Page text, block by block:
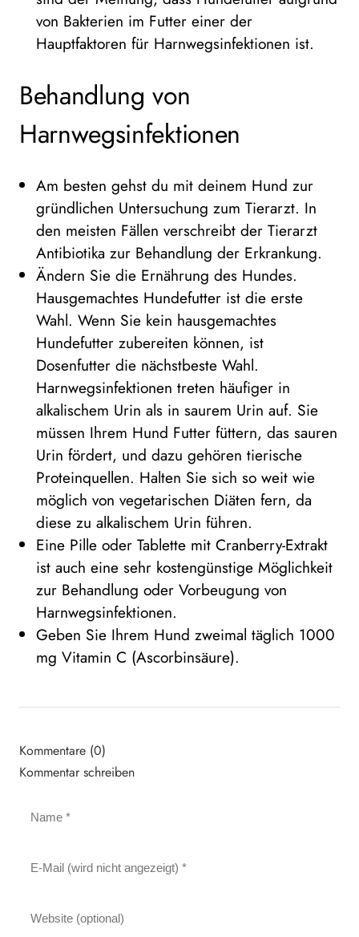
von Bakterien im Futter einer der
Hauptfaktoren für Harnwegsinfektionen ist.
Behandlung von
Harnwegsinfektionen
Am besten gehst du mit deinem Hund zur
gründlichen Untersuchung zum Tierarzt. In
den meisten Fällen verschreibt der Tierarzt
Antibiotika zur Behandlung der Erkrankung.
Ändern Sie die Ernährung des Hundes.
Hausgemachtes Hundefutter ist die erste
Wahl. Wenn Sie kein hausgemachtes
Hundefutter zubereiten können, ist
Dosenfutter die nächstbeste Wahl.
Harnwegsinfektionen treten häufiger in
alkalischem Urin als in saurem Urin auf. Sie
müssen Ihrem Hund Futter füttern, das sauren
Urin fördert, und dazu gehören tierische
Proteinquellen. Halten Sie sich so weit wie
möglich von vegetarischen Diäten fern, da
diese zu alkalischem Urin führen.
Eine Pille oder Tablette mit Cranberry-Extrakt
ist auch eine sehr kostengünstige Möglichkeit
zur Behandlung oder Vorbeugung von
Harnwegsinfektionen.
Geben Sie Ihrem Hund zweimal täglich 1000
mg Vitamin C (Ascorbinsäure).
Kommentare (0)
Kommentar schreiben